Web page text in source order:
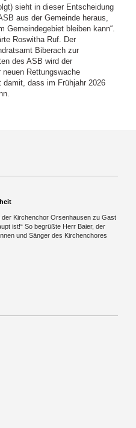
sieht in dieser Entscheidung
aus der Gemeinde heraus,
Gemeindegebiet bleiben kann“.
Roswitha Ruf. Der
Biberach zur
des ASB wird der
Rettungswache
dass im Frühjahr 2026
der Kirchenchor Orsenhausen zu Gast
ist!“ So begrüßte Herr Baier, der
und Sänger des Kirchenchores